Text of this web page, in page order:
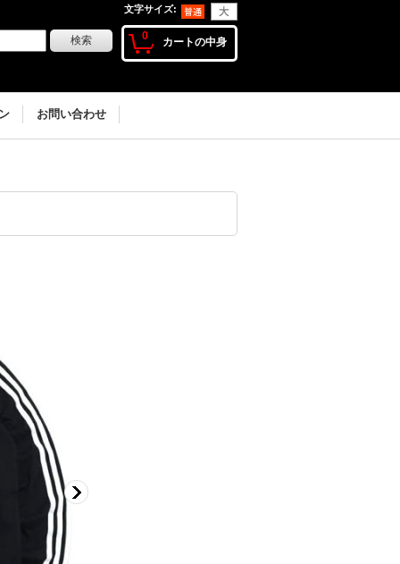
文字サイズ:
0 カートの中身
お問い合わせ